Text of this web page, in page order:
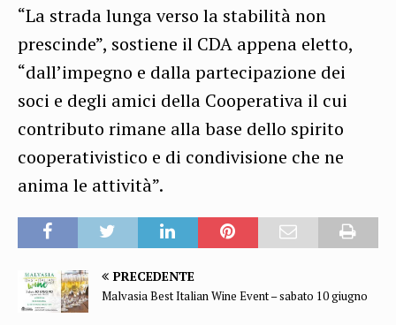
“La strada lunga verso la stabilità non
prescinde”, sostiene il CDA appena eletto,
“dall’impegno e dalla partecipazione dei
soci e degli amici della Cooperativa il cui
contributo rimane alla base dello spirito
cooperativistico e di condivisione che ne
anima le attività”.
PRECEDENTE
Malvasia Best Italian Wine Event – sabato 10 giugno